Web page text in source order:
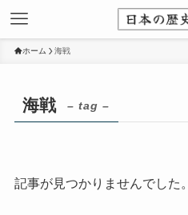
ホーム 海戦
海戦 – tag –
記事が見つかりませんでした。